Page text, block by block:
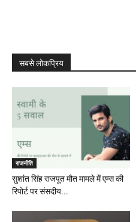
सबसे लोकप्रिय
राजनीति
सुशांत सिंह राजपूत मौत मामले में एम्स की
रिपोर्ट पर संसदीय...